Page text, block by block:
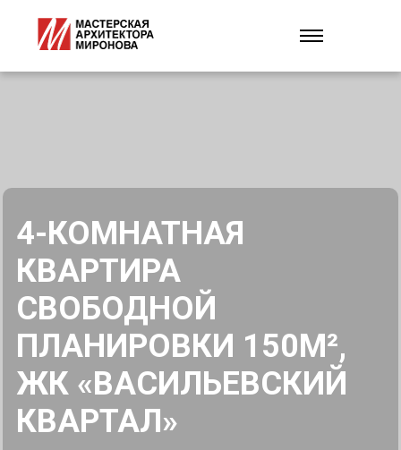
4-КОМНАТНАЯ
КВАРТИРА
СВОБОДНОЙ
ПЛАНИРОВКИ 150М²,
ЖК «ВАСИЛЬЕВСКИЙ
КВАРТАЛ»